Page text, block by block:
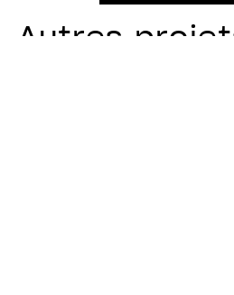
Autres